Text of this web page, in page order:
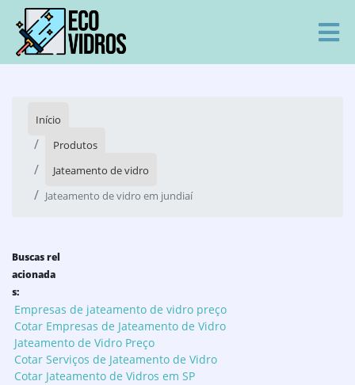
Início
Produtos
Jateamento de vidro
Jateamento de vidro em jundiaí
Buscas rel
acionada
s:
Empresas de jateamento de vidro preço
Cotar Empresas de Jateamento de Vidro
Jateamento de Vidro Preço
Cotar Serviços de Jateamento de Vidro
Cotar Jateamento de Vidros em SP